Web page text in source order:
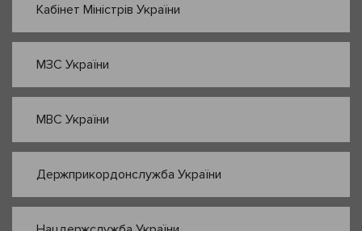
Кабінет Міністрів України
МЗС України
МВС України
Держприкордонслужба України